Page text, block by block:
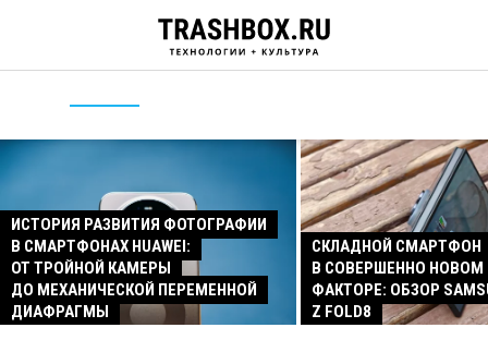
ИСТОРИЯ РАЗВИТИЯ ФОТОГРАФИИ
В СМАРТФОНАХ HUAWEI:
ОТ ТРОЙНОЙ КАМЕРЫ
ДО МЕХАНИЧЕСКОЙ ПЕРЕМЕННОЙ
ДИАФРАГМЫ
СКЛАДНОЙ СМАРТФОН
В СОВЕРШЕННО
ФАКТОРЕ: ОБЗОР
Z FOLD8